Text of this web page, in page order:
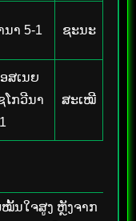
າ 5-1 ຊະນະ
ສເນຍ
ໂກວີນາ
ສະເໝີ
ໝັ້ນໃຈສູງ ຫຼັງຈາກ